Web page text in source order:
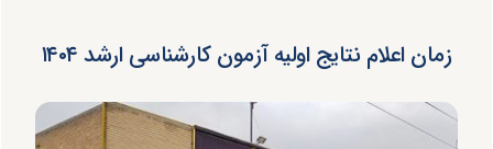
زمان اعلام نتایج اولیه آزمون کارشناسی ارشد ۱۴۰۴